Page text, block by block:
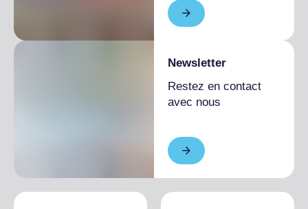
Newsletter
Restez en contact
avec nous